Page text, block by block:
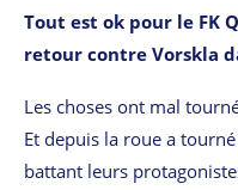
Tout est ok pour le FK
retour contre Vorskla
Les choses ont mal
Et depuis la roue a
battant leurs